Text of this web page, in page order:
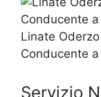
Linate
Conducente
Servizio